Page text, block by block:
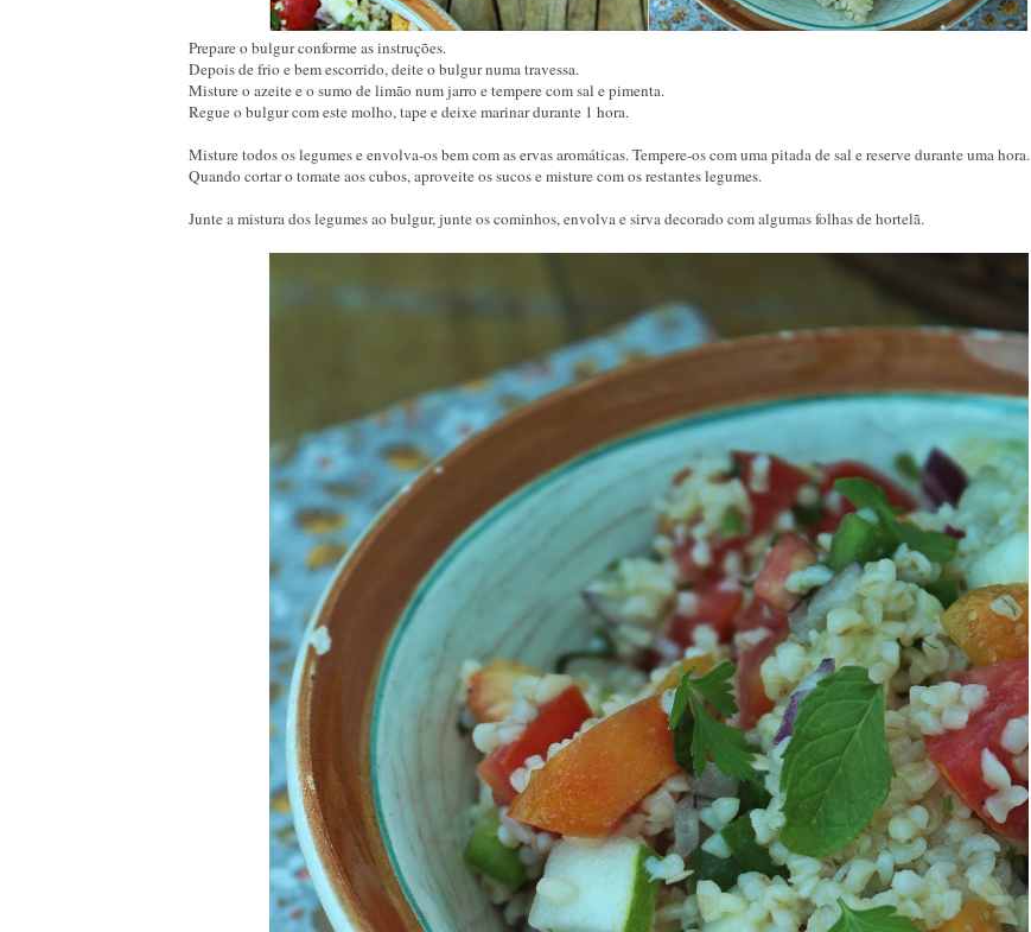
Prepare o bulgur conforme as instruções.
Depois de frio e bem escorrido, deite o bulgur numa travessa.
Misture o azeite e o sumo de limão num jarro e tempere com sal e pimenta.
Regue o bulgur com este molho, tape e deixe marinar durante 1 hora.
Misture todos os legumes e envolva-os bem com as ervas aromáticas. Tempere-os com uma pitada de sal e reserve durante uma hora.
Quando cortar o tomate aos cubos, aproveite os sucos e misture com os restantes legumes.
Junte a mistura dos legumes ao bulgur, junte os cominhos, envolva e sirva decorado com algumas folhas de hortelã.